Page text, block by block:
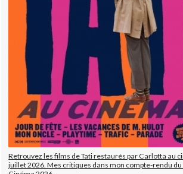
Retrouvez les films de Tati restaurés par Carlotta au
juillet 2026. Mes critiques dans mon compte-rendu